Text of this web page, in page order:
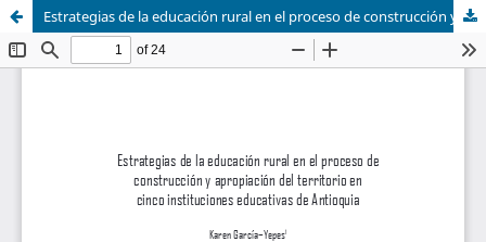
Estrategias de la educación rural en el proceso de construcción y apropiación del territorio en cinco instituciones educativas de Antioquia